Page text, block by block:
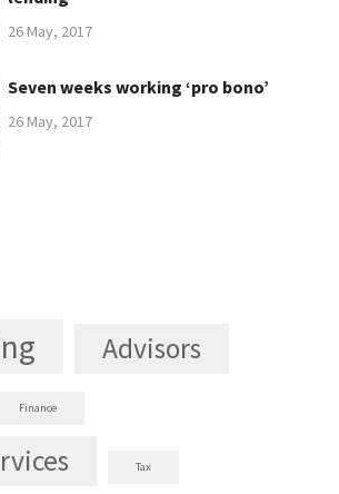
26 May, 2017
Seven weeks working ‘pro bono’
26 May, 2017
Advisors
Finance
Tax